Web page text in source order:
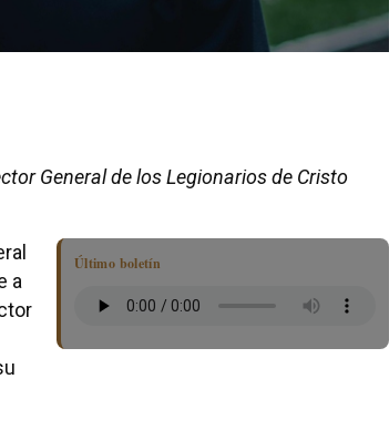
General de los Legionarios de Cristo
Último boletín
a